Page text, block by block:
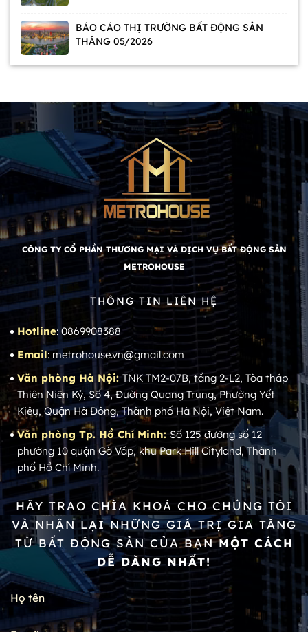
BÁO CÁO THỊ TRƯỜNG BẤT ĐỘNG SẢN
THÁNG 05/2026
CÔNG TY CỔ PHẦN THƯƠNG MẠI VÀ DỊCH VỤ BẤT ĐỘNG SẢN
METROHOUSE
THÔNG TIN LIÊN HỆ
Hotline: 0869908388
Email: metrohouse.vn@gmail.com
Văn phòng Hà Nội:TNK TM2-07B, tầng 2-L2, Tòa tháp
Thiên Niên Kỷ, Số 4, Đường Quang Trung, Phường Yết
Kiêu, Quận Hà Đông, Thành phố Hà Nội, Việt Nam.
Văn phòng Tp. Hồ Chí Minh: Số 125 đường số 12
phường 10 quận Gò Vấp, khu Park Hill Cityland, Thành
phố Hồ Chí Minh.
HÃY TRAO CHÌA KHOÁ CHO CHÚNG TÔI
VÀ NHẬN LẠI NHỮNG GIÁ TRỊ GIA TĂNG
TỪ BẤT ĐỘNG SẢN CỦA BẠN MỘT CÁCH
DỄ DÀNG NHẤT!